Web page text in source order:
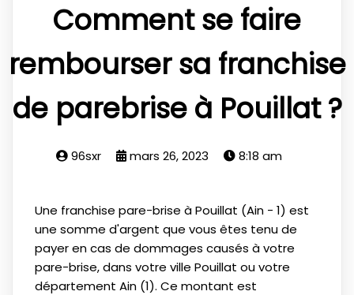
Comment se faire
rembourser sa franchise
de parebrise à Pouillat ?
96sxr mars 26, 2023 8:18 am
Une franchise pare-brise à Pouillat (Ain - 1) est
une somme d'argent que vous êtes tenu de
payer en cas de dommages causés à votre
pare-brise, dans votre ville Pouillat ou votre
département Ain (1). Ce montant est